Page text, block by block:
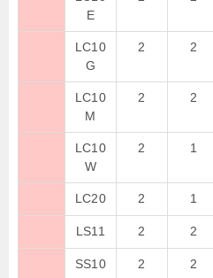
E
LC10
G
2 2
LC10
M
2 2
LC10
W
2 1
LC20 2 1
LS11 2 2
SS10 2 2